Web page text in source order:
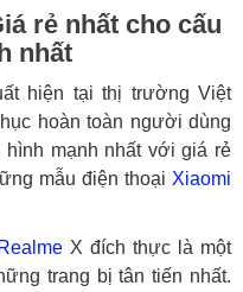
rẻ nhất cho cấu
nhất
hiện tại thị trường Việt
hoàn toàn người dùng
mạnh nhất với giá rẻ
mẫu điện thoại Xiaomi
RealmeX đích thực là một
trang bị tân tiến nhất.